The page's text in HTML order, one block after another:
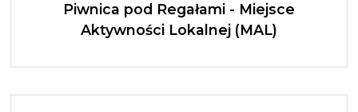
Piwnica pod Regałami - Miejsce
Aktywności Lokalnej (MAL)